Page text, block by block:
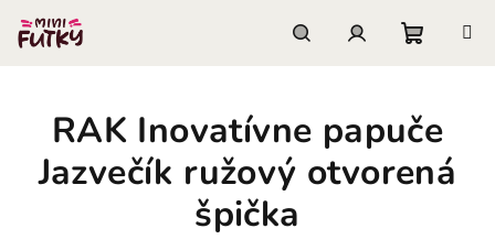
obsah
košík
RAK Inovatívne papuče
Jazvečík ružový otvorená
špička